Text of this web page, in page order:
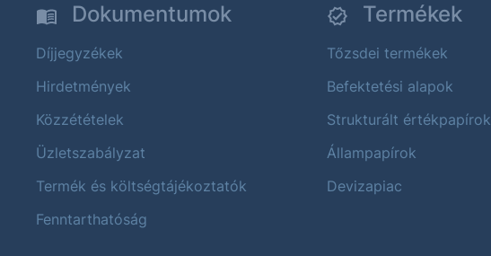
Dokumentumok
Díjjegyzékek
Hirdetmények
Közzétételek
Üzletszabályzat
Termék és költségtájékoztatók
Fenntarthatóság
Termékek
Tőzsdei termékek
Befektetési alapok
Strukturált értékpapírok
Állampapírok
Devizapiac